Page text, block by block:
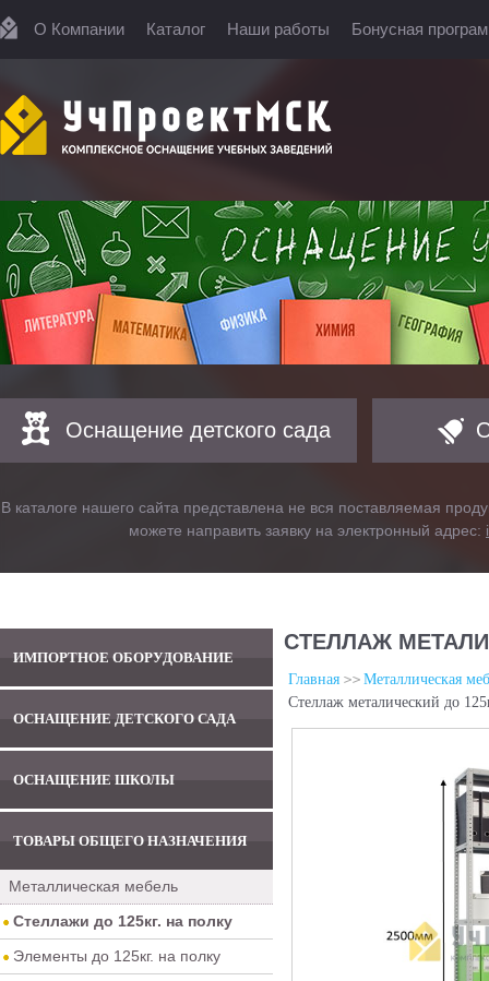
О Компании Каталог Наши работы Бонусная
Оснащение детского сада
В каталоге нашего сайта представлена не вся поставляемая
можете направить заявку на электронный адрес:
ИМПОРТНОЕ ОБОРУДОВАНИЕ
ОСНАЩЕНИЕ ДЕТСКОГО САДА
ОСНАЩЕНИЕ ШКОЛЫ
ТОВАРЫ ОБЩЕГО НАЗНАЧЕНИЯ
Металлическая мебель
Стеллажи до 125кг. на полку
Элементы до 125кг. на полку
СТЕЛЛАЖ
Главная
Металлическая
Стеллаж металический до